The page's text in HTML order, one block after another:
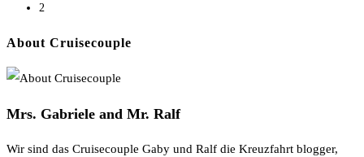
Kreuzfahrtschiff
Seite
2
About Cruisecouple
Mrs. Gabriele and Mr. Ralf
Wir sind das Cruisecouple Gaby und Ralf die Kreuzfahrt blogger,